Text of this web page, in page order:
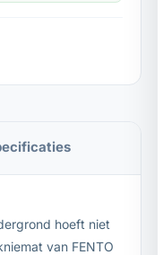
hoeft niet
van FENTO